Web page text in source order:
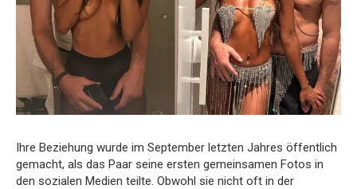
Ihre Beziehung wurde im September letzten Jahres öffentlich
gemacht, als das Paar seine ersten gemeinsamen Fotos in
den sozialen Medien teilte. Obwohl sie nicht oft in der